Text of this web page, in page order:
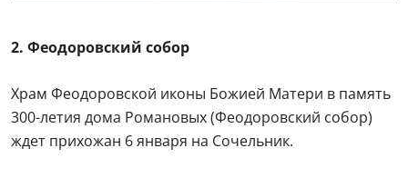
2. Феодоровский собор
Храм Феодоровской иконы Божией Матери в память
300-летия дома Романовых (Феодоровский собор)
ждет прихожан 6 января на Сочельник.